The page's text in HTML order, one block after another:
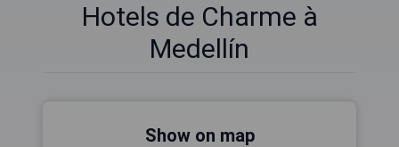
Hotels de Charme à
Medellín
Show on map